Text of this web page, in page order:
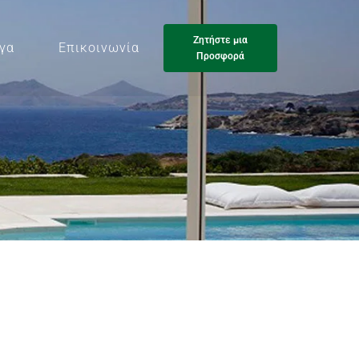
Επικοινωνία
Ζητήστε μια
Προσφορά
Προσφορά